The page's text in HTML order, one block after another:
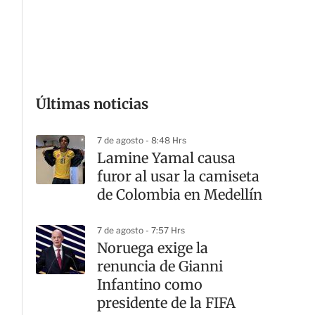
Últimas noticias
7 de agosto - 8:48 Hrs
Lamine Yamal causa
furor al usar la camiseta
de Colombia en Medellín
7 de agosto - 7:57 Hrs
Noruega exige la
renuncia de Gianni
Infantino como
presidente de la FIFA